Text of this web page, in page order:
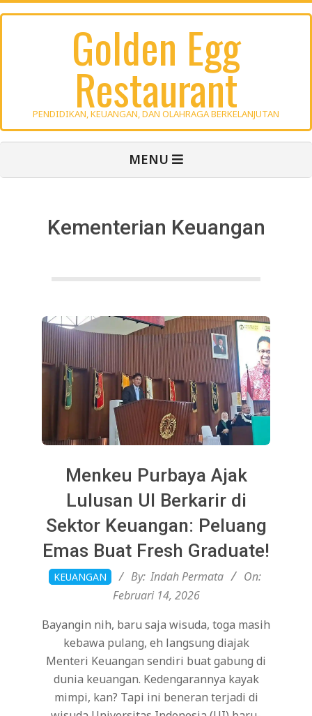
Skip
Golden Egg
Restaurant
PENDIDIKAN, KEUANGAN, DAN OLAHRAGA BERKELANJUTAN
MENU
Kementerian Keuangan
Menkeu Purbaya Ajak
Lulusan UI Berkarir di
Sektor Keuangan: Peluang
Emas Buat Fresh Graduate!
2026-
02-
KEUANGAN By: Indah Permata
On:
Februari 14, 2026
Bayangin nih, baru saja wisuda, toga masih
kebawa pulang, eh langsung diajak
Menteri Keuangan sendiri buat gabung di
dunia keuangan. Kedengarannya kayak
mimpi, kan? Tapi ini beneran terjadi di